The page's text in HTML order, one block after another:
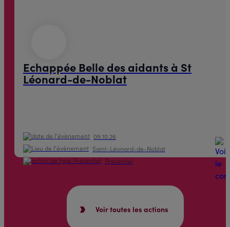
Voir toutes les actions
Echappée Belle des aidants à St
Léonard-de-Noblat
09.10.26
Saint-Léonard-de-Noblat
Présentiel